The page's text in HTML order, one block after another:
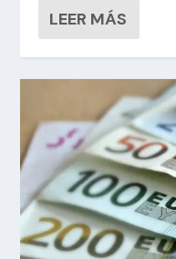
LEER MÁS